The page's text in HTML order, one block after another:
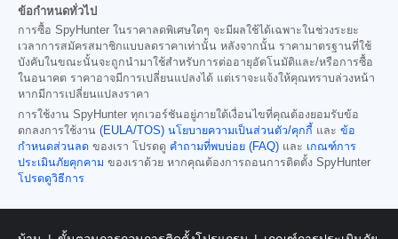
ข้อกำหนดทั่วไป
การซื้อ SpyHunter ในราคาลดพิเศษใดๆ จะมีผลใช้ได้เฉพาะในช่วงระยะ
เวลาการสมัครสมาชิกแบบลดราคาเท่านั้น หลังจากนั้น ราคามาตรฐานที่ใช้
บังคับในขณะนั้นจะถูกนำมาใช้สำหรับการต่ออายุอัตโนมัติและ/หรือการซื้อ
ในอนาคต ราคาอาจมีการเปลี่ยนแปลงได้ แต่เราจะแจ้งให้คุณทราบล่วงหน้า
หากมีการเปลี่ยนแปลงราคา
การใช้งาน SpyHunter ทุกเวอร์ชันอยู่ภายใต้เงื่อนไขที่คุณต้องยอมรับข้อ
ตกลงการใช้งาน (EULA/TOS) นโยบายความเป็นส่วนตัว/คุกกี้ และ ข้อ
กำหนดส่วนลด ของเรา โปรดดู คำถามที่พบบ่อย (FAQ) และ เกณฑ์การ
ประเมินภัยคุกคาม ของเราด้วย หากคุณต้องการถอนการติดตั้ง SpyHunter
โปรดดูวิธีการ